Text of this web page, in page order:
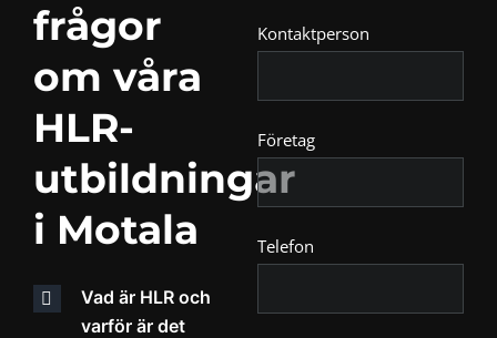
frågor
om våra
HLR-
utbildningar
i Motala
Vad är HLR och
varför är det
Kontaktperson
Företag
Telefon